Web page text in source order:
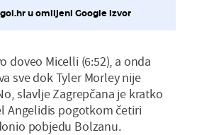
u omiljeni Google izvor
doveo Micelli (6:52), a onda
sve dok Tyler Morley nije
slavlje Zagrepčana je kratko
Angelidis pogotkom četiri
pobjedu Bolzanu.